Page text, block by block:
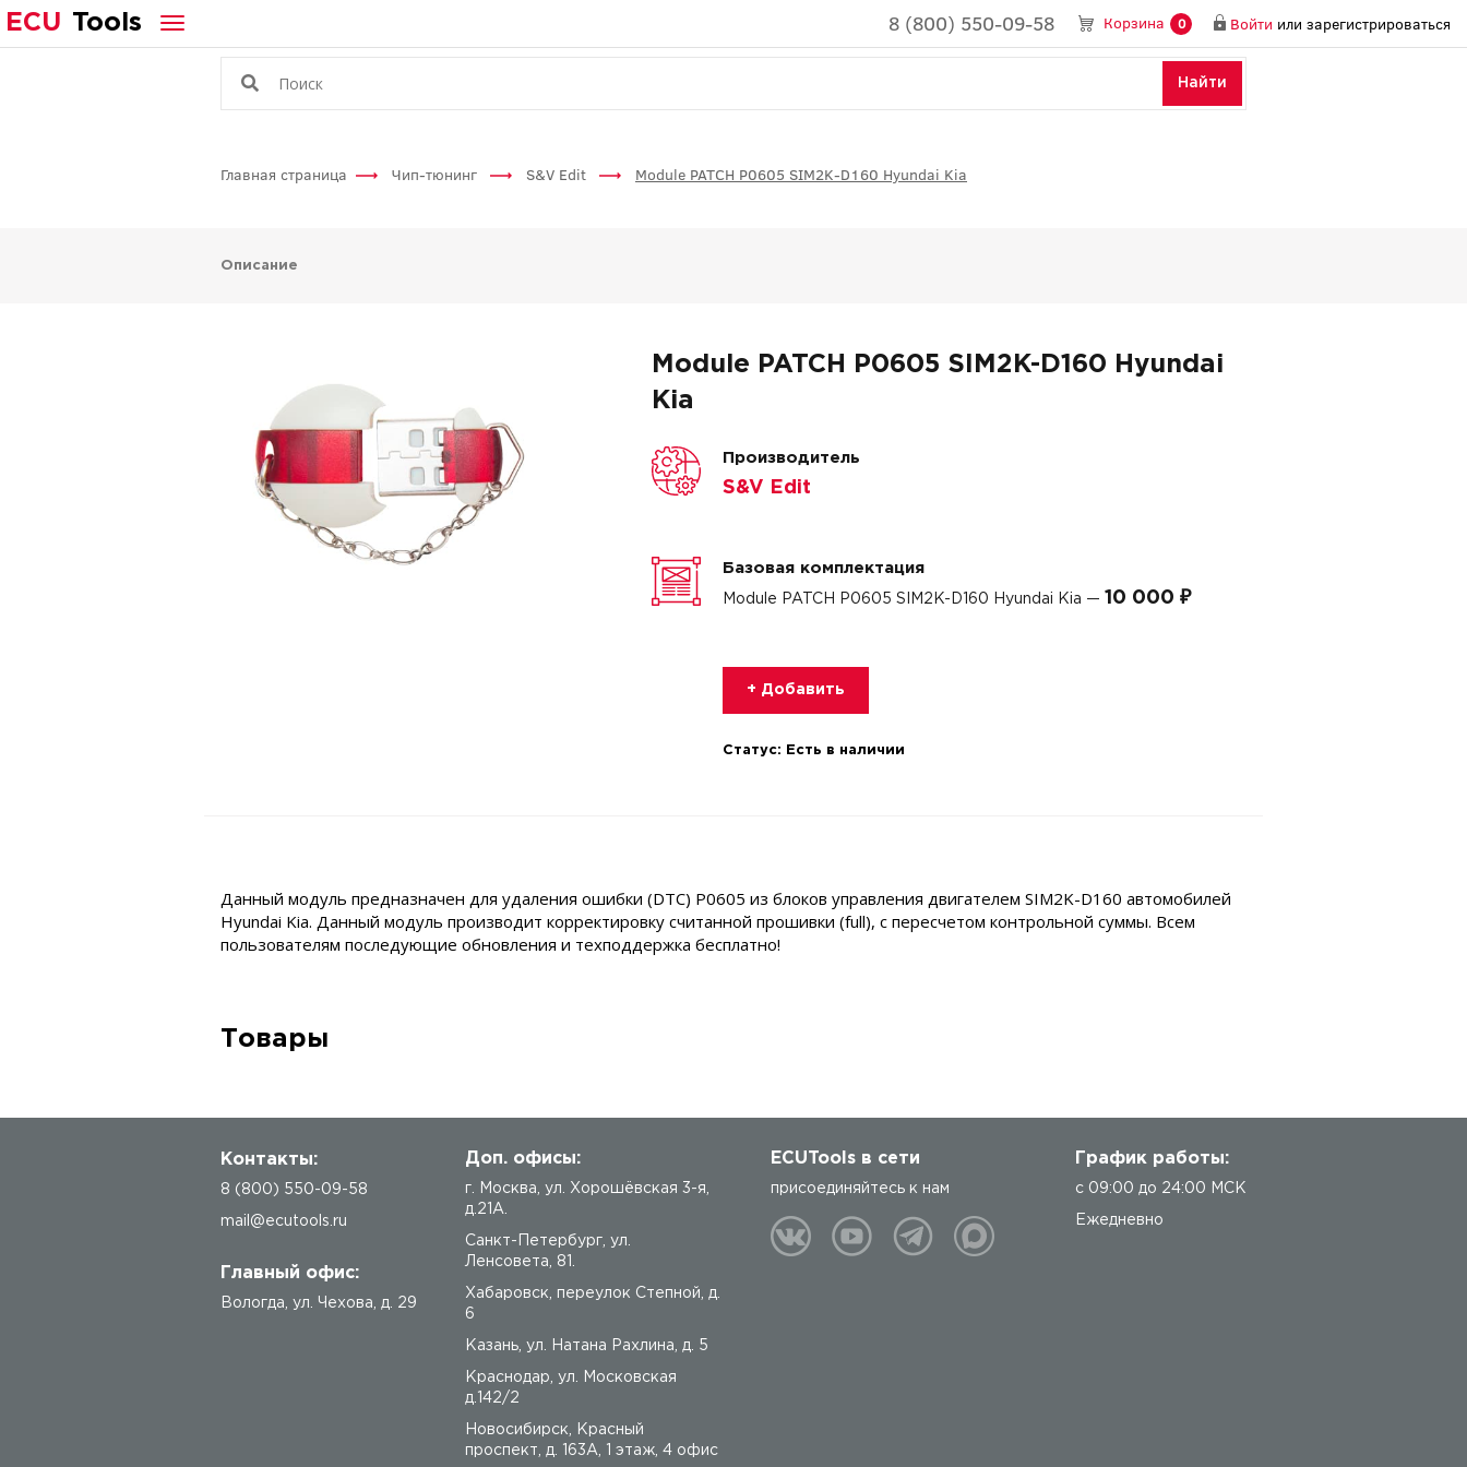
ECU Tools 8 (800) 550-09-58 Корзина 0 Войти или зарегистрироваться
Найти
Главная страница Чип-тюнинг S&V Edit Module PATCH P0605 SIM2K-D160 Hyundai Kia
Описание
Module PATCH P0605 SIM2K-D160 Hyundai
Kia
Производитель
S&V Edit
Базовая комплектация
Module PATCH P0605 SIM2K-D160 Hyundai Kia — 10 000 ₽
+ Добавить
Статус: Есть в наличии
Данный модуль предназначен для удаления ошибки (DTC) P0605 из блоков управления двигателем SIM2K-D160 автомобилей
Hyundai Kia. Данный модуль производит корректировку считанной прошивки (full), с пересчетом контрольной суммы. Всем
пользователям последующие обновления и техподдержка бесплатно!
Товары
Контакты:
8 (800) 550-09-58
mail@ecutools.ru
Главный офис:
Вологда ул. Чехова, д. 29
Доп. офисы:
г. Москва, ул. Хорошёвская 3-я,
д.21А.
Санкт-Петербург, ул.
Ленсовета, 81.
Хабаровск, переулок Степной, д.
6
Казань, ул. Натана Рахлина, д. 5
Краснодар, ул. Московская
д.142/2
Новосибирск, Красный
проспект, д. 163А, 1 этаж, 4 офис
ECUTools в сети
присоединяйтесь к нам
График работы:
с 09:00 до 24:00 МСК
Ежедневно